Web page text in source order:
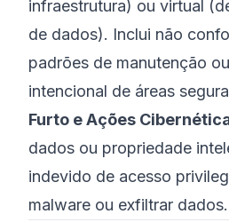
infraestrutura) ou virtual
de dados). Inclui não
padrões de manutenção
intencional de áreas
Furto e Ações
dados ou propriedade
indevido de acesso
malware ou exfiltrar dados.